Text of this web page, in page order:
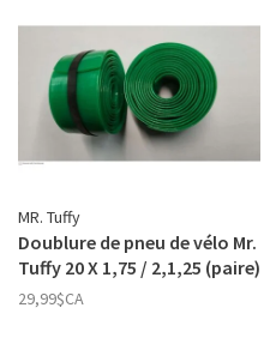
MR. Tuffy
Doublure de pneu de vélo Mr.
Tuffy 20 X 1,75 / 2,1,25 (paire)
29,99$CA